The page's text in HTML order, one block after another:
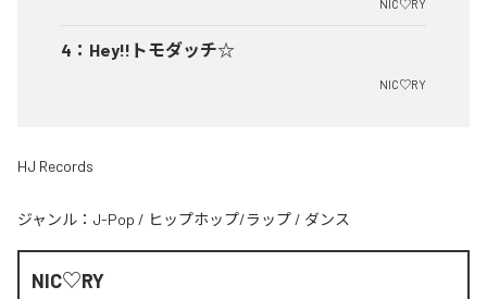
NIC♡RY
4 ： Hey!!トモダッチ☆
NIC♡RY
HJ Records
ジャンル： J-Pop / ヒップホップ/ラップ / ダンス
NIC♡RY